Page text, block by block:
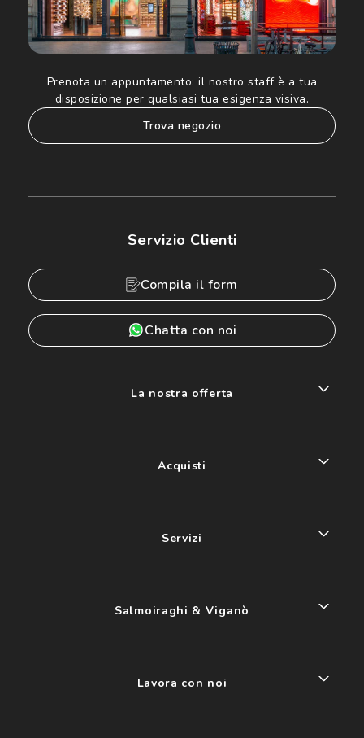
Prenota un appuntamento: il nostro staff è a tua
disposizione per qualsiasi tua esigenza visiva.
trova negozio
Servizio Clienti
Compila il form
Chatta con noi
La nostra offerta
Acquisti
Servizi
Salmoiraghi & Viganò
Lavora con noi